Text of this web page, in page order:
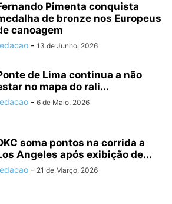
Pimenta conquista
de bronze nos Europeus
canoagem
- 13 de Junho, 2026
de Lima continua a não
no mapa do rali...
- 6 de Maio, 2026
soma pontos na corrida a
Angeles após exibição de...
- 21 de Março, 2026